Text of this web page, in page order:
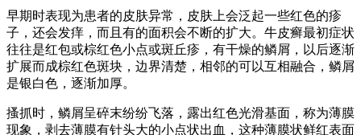
早期时表现为患者的皮肤异常，皮肤上会泛起一些红色的疹
子，还会发痒，而且有的面积会不断的扩大。牛皮癣最初症状
往往是红包或棕红色小点或斑丘疹，有干燥的鳞屑，以后逐渐
扩展而成棕红色斑块，边界清楚，相邻的可以互相融合，鳞屑
是银白色，逐渐加厚。
搔抓时，鳞屑呈碎末纷纷飞落，露出红色光滑基面，称为薄膜
现象，剥去薄膜有针头大的小点状出血，这种薄膜状鲜红表面